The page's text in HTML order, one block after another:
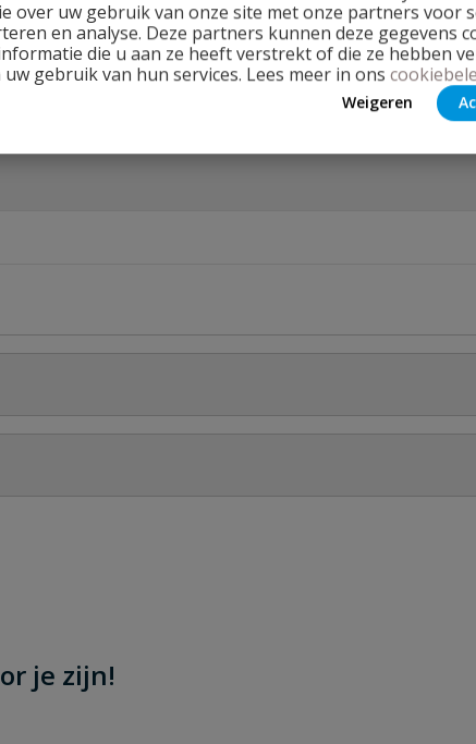
over uw gebruik van onze site met onze partners voor
en analyse. Deze partners kunnen deze gegevens
die u aan ze heeft verstrekt of die ze hebben
gebruik van hun services. Lees meer in ons
Weigeren
je zijn!